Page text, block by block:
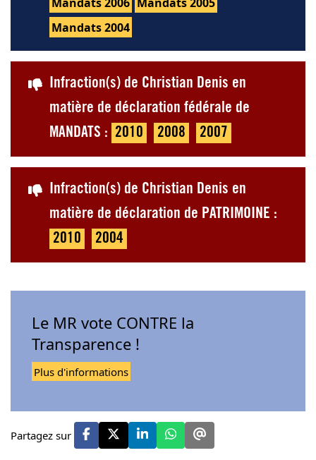
Mandats 2004
Infraction(s) de Christian Denis en
matière de déclaration fédérale de
MANDATS : 2010 2008 2007
Infraction(s) de Christian Denis en
matière de déclaration de PATRIMOINE :
2010
2004
Le MR vote CONTRE la
Transparence !
Plus d'informations
Partagez sur